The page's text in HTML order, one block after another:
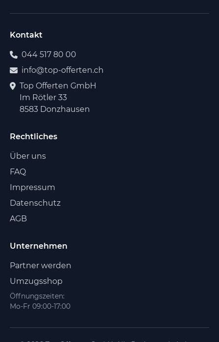
Kontakt
044 517 80 00
info@top-offerten.ch
Top Offerten GmbH
Im Rötler 33
8583 Donzhausen
Rechtliches
Über uns
FAQ
Impressum
Datenschutz
AGB
Unternehmen
Partner werden
Umzugsshop
Öffnungszeiten:
Mo-Fr 09:00-17:00